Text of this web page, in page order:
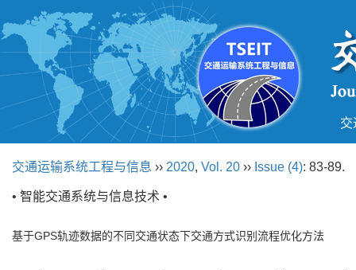
交
交通运输系统工程与信息 ›› 2020, Vol. 20 ›› Issue (4): 83-89.
• 智能交通系统与信息技术 •
基于GPS轨迹数据的不同交通状态下交通方式识别流程优化方法